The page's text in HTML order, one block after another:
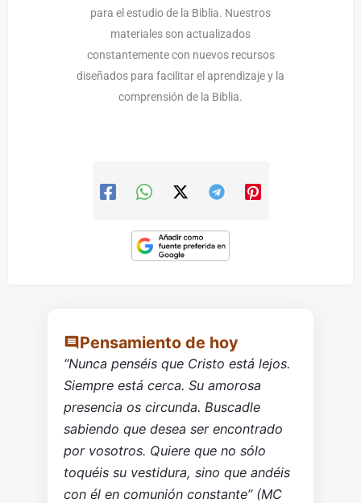
para el estudio de la Biblia. Nuestros
materiales son actualizados
constantemente con nuevos recursos
diseñados para facilitar el aprendizaje y la
comprensión de la Biblia.
Pensamiento de hoy
“Nunca penséis que Cristo está lejos.
Siempre está cerca. Su amorosa
presencia os circunda. Buscadle
sabiendo que desea ser encontrado
por vosotros. Quiere que no sólo
toquéis su vestidura, sino que andéis
con él en comunión constante” (MC